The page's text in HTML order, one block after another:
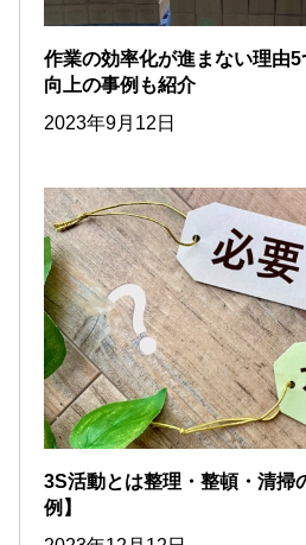
作業の効率化が進まない理由
向上の事例も紹介
2023年9月12日
3S活動とは整理・整頓・清掃
例】